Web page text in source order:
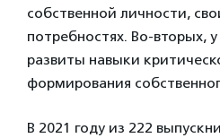
собственной личности,
потребностях. Во-вторых,
развиты навыки
формирования
В 2021 году из 222